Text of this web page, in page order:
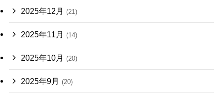
2025年12月 (21)
2025年11月 (14)
2025年10月 (20)
2025年9月 (20)